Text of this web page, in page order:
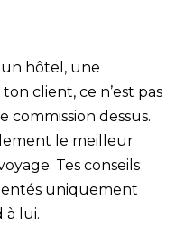
hôtel, une
client, ce n’est pas
dessus.
le meilleur
Tes conseils
uniquement
à lui.